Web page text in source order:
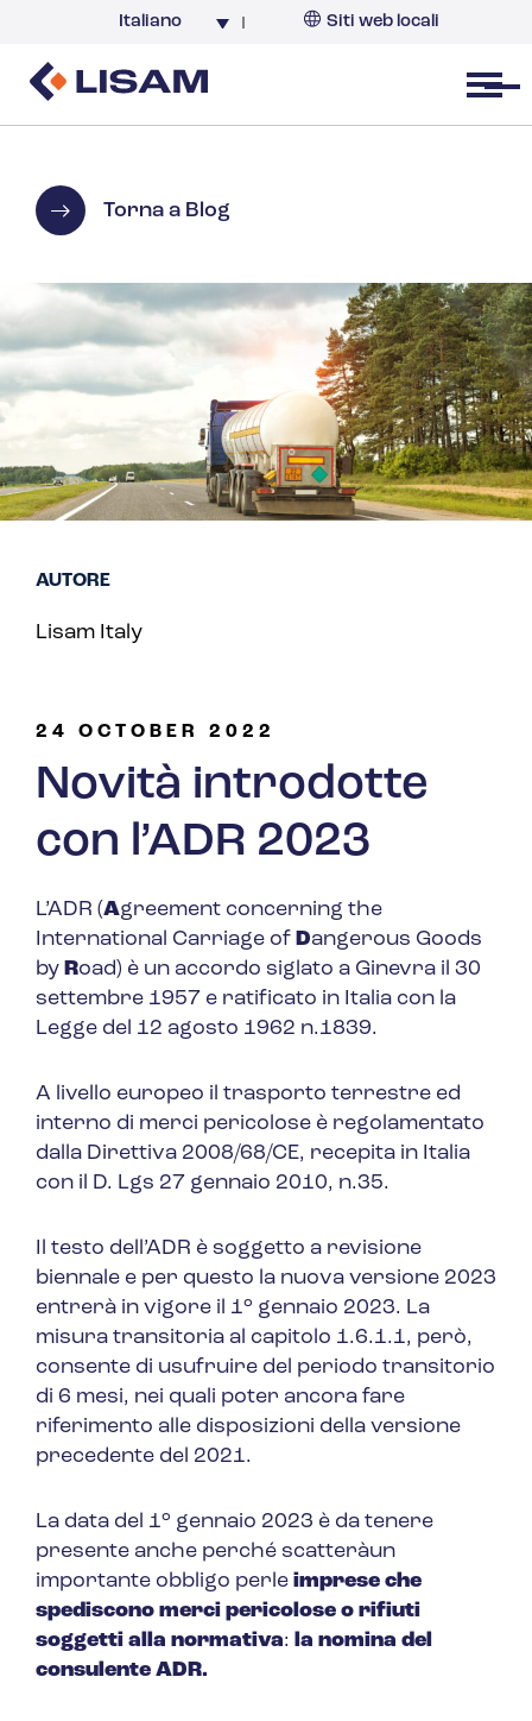
Italiano Siti web locali
Open menu
Torna a Blog
24 OCTOBER 2022
Novità introdotte
con l’ADR 2023
L’ADR (Agreement concerning the
International Carriage of Dangerous Goods
by Road) è un accordo siglato a Ginevra il 30
settembre 1957 e ratificato in Italia con la
Legge del 12 agosto 1962 n.1839.
A livello europeo il trasporto terrestre ed
interno di merci pericolose è regolamentato
dalla Direttiva 2008/68/CE, recepita in Italia
con il D. Lgs 27 gennaio 2010, n.35.
Il testo dell’ADR è soggetto a revisione
biennale e per questo la nuova versione 2023
entrerà in vigore il 1° gennaio 2023. La
misura transitoria al capitolo 1.6.1.1, però,
consente di usufruire del periodo transitorio
di 6 mesi, nei quali poter ancora fare
riferimento alle disposizioni della versione
precedente del 2021.
La data del 1° gennaio 2023 è da tenere
presente anche perché scatteràun
importante obbligo perle imprese che
spediscono merci pericolose o rifiuti
soggetti alla normativa: la nomina del
consulente ADR.
AUTORE
Lisam Italy